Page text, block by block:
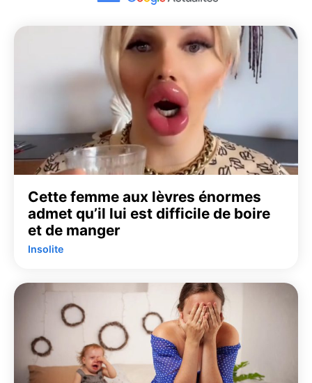
Cette femme aux lèvres énormes
admet qu’il lui est difficile de boire
et de manger
Insolite